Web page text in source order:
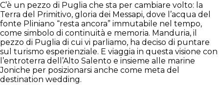
C’è un pezzo di Puglia che sta per cambiare volto: la
Terra del Primitivo, gloria dei Messapi, dove l’acqua del
fonte Pliniano “resta ancora” immutabile nel tempo,
come simbolo di continuità e memoria. Manduria, il
pezzo di Puglia di cui vi parliamo, ha deciso di puntare
sul turismo esperienziale. E viaggia in questa visione con
l’entroterra dell’Alto Salento e insieme alle marine
Joniche per posizionarsi anche come meta del
destination wedding.